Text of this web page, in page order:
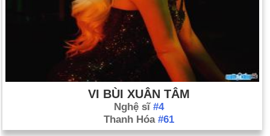
VI BÙI XUÂN TÂM
Nghệ sĩ #4
Thanh Hóa #61